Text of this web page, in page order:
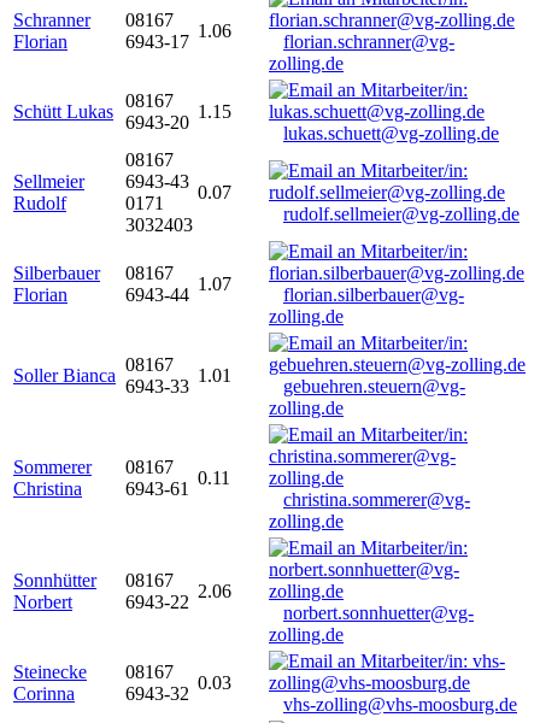
Schranner
Florian
08167
6943-17
1.06
florian.schranner@vg-
zolling.de
Schütt Lukas
08167
6943-20
1.15
lukas.schuett@vg-zolling.de
Sellmeier
Rudolf
08167
6943-43
0171
3032403
0.07
rudolf.sellmeier@vg-zolling.de
Silberbauer
Florian
08167
6943-44
1.07
florian.silberbauer@vg-
zolling.de
Soller Bianca
08167
6943-33
1.01
gebuehren.steuern@vg-
zolling.de
Sommerer
Christina
08167
6943-61
0.11
christina.sommerer@vg-
zolling.de
Sonnhütter
Norbert
08167
6943-22
2.06
norbert.sonnhuetter@vg-
zolling.de
Steinecke
Corinna
08167
6943-32
0.03
vhs-zolling@vhs-moosburg.de